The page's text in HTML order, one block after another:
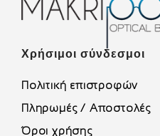
Χρήσιμοι σύνδεσμοι
Πολιτική επιστροφών
Πληρωμές / Αποστολές
Όροι χρήσης